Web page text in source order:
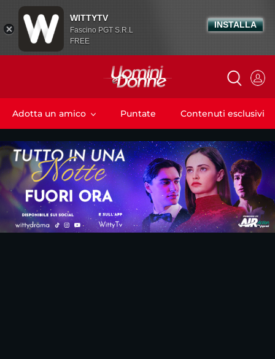
Adotta un amico Puntate Contenuti esclusivi
WITTYTV
Fascino PGT S.R.L
FREE
INSTALLA